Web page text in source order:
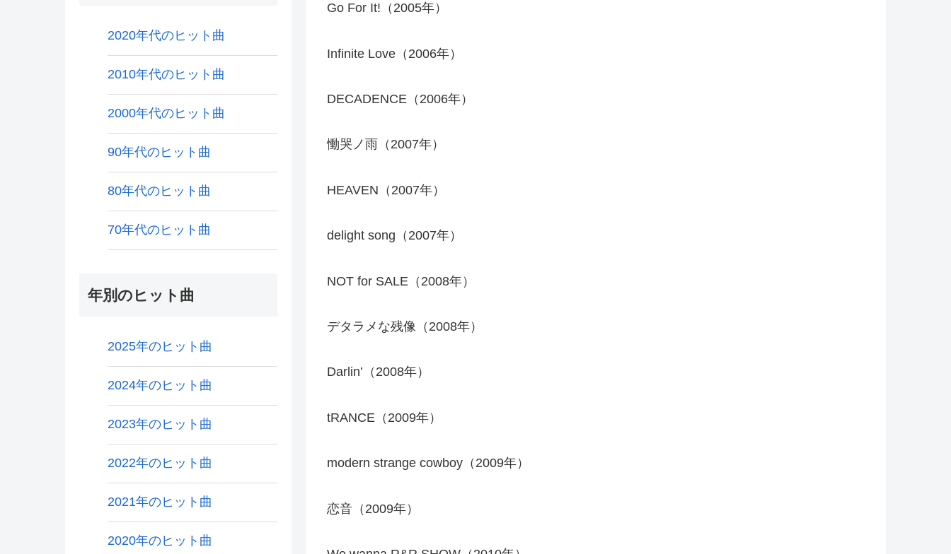
Go For It!（2005年）
Infinite Love（2006年）
DECADENCE（2006年）
慟哭ノ雨（2007年）
HEAVEN（2007年）
delight song（2007年）
NOT for SALE（2008年）
デタラメな残像（2008年）
Darlin’（2008年）
tRANCE（2009年）
modern strange cowboy（2009年）
恋音（2009年）
2020年代のヒット曲
2010年代のヒット曲
2000年代のヒット曲
90年代のヒット曲
80年代のヒット曲
70年代のヒット曲
年別のヒット曲
2025年のヒット曲
2024年のヒット曲
2023年のヒット曲
2022年のヒット曲
2021年のヒット曲
2020年のヒット曲